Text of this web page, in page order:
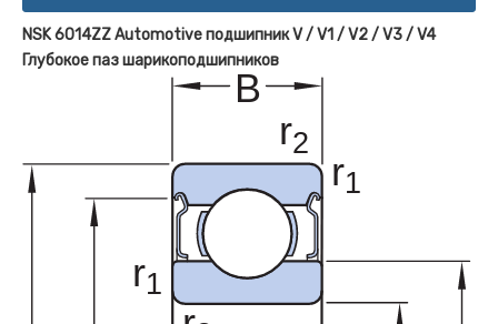
NSK 6014ZZ Automotive подшипник V / V1 / V2 / V3 / V4
Глубокое паз шарикоподшипников